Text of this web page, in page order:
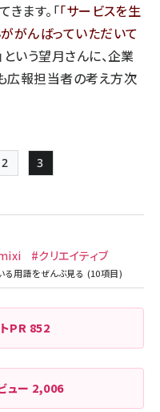
ます。「 サービスを生
がんばっていただいて
という望月さんに、企業
広報担当者の考え方次
Page
2
Page
3
#クリエイティブ
PR 852
ュー 2,006